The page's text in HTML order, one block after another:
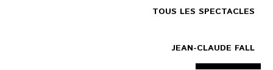
TOUS LES SPECTACLES
JEAN-CLAUDE FALL